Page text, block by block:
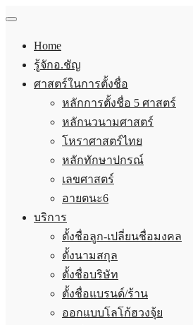
Home
รู้จักอ.ชัญ
ศาสตร์ในการตั้งชื่อ
หลักการตั้งชื่อ 5 ศาสตร์
หลักนวนามศาสตร์
โหราศาสตร์ไทย
หลักทักษาปกรณ์
เลขศาสตร์
อายตนะ6
บริการ
ตั้งชื่อลูก-เปลี่ยนชื่อมงคล
ตั้งนามสกุล
ตั้งชื่อบริษัท
ตั้งชื่อแบรนด์/ร้าน
ออกแบบโลโก้ฮวงจุ้ย